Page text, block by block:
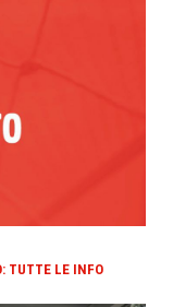
TUTTE LE INFO